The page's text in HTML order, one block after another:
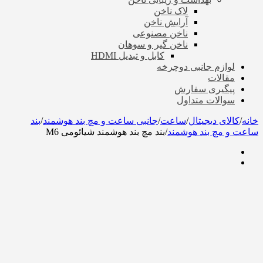
لاک ناخن
آرایش ناخن
ناخن مصنوعی
ناخن گیر و سوهان
کابل و تبدیل HDMI
لوازم جانبی دوچرخه
مقالات
پیگیری سفارش
سوالات متداول
خانه/کالای دیجیتال/ساعت/جانبی ساعت و مچ بند هوشمند/بند
ساعت و مچ بند هوشمند/بند مچ بند هوشمند شیائومی M6